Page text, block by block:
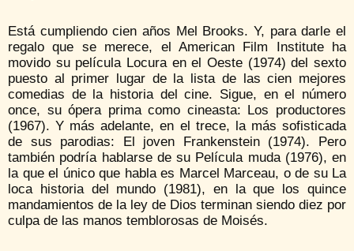
Está cumpliendo cien años Mel Brooks. Y, para darle el
regalo que se merece, el American Film Institute ha
movido su película Locura en el Oeste (1974) del sexto
puesto al primer lugar de la lista de las cien mejores
comedias de la historia del cine. Sigue, en el número
once, su ópera prima como cineasta: Los productores
(1967). Y más adelante, en el trece, la más sofisticada
de sus parodias: El joven Frankenstein (1974). Pero
también podría hablarse de su Película muda (1976), en
la que el único que habla es Marcel Marceau, o de su La
loca historia del mundo (1981), en la que los quince
mandamientos de la ley de Dios terminan siendo diez por
culpa de las manos temblorosas de Moisés.